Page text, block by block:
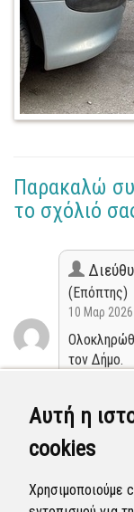
Αυτή η
cookies
Χρησιμοποιούμε
Παρακαλώ
το σχόλιό
(Επόπτης)
10 Μαρ
τον Δήμο.
(Επόπτης)
05 Μαρ 2026